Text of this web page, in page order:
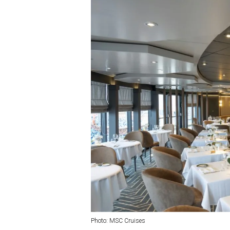
Photo: MSC Cruises